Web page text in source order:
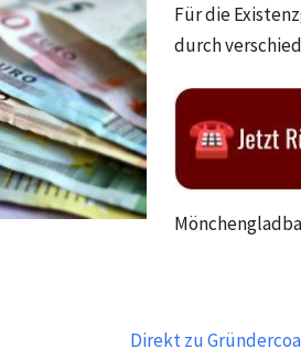
Für die
durch
Direkt zu